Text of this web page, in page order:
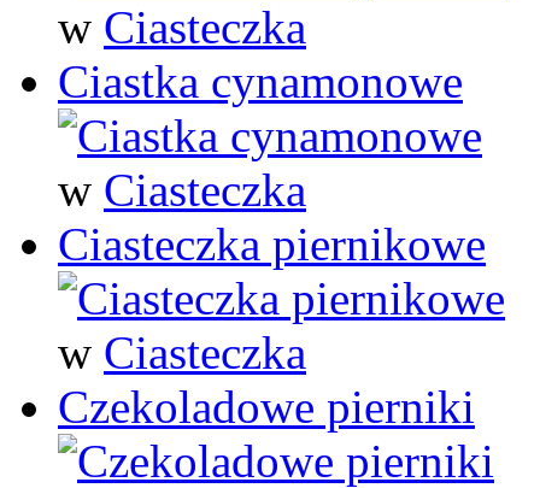
w Ciasteczka
Ciastka cynamonowe
w Ciasteczka
Ciasteczka piernikowe
w Ciasteczka
Czekoladowe pierniki